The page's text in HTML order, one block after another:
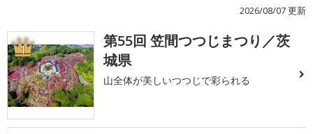
2026/08/07 更新
1
第55回 笠間つつじまつり／茨
城県
山全体が美しいつつじで彩られる